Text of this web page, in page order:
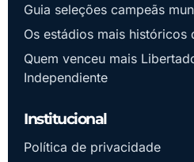
Guia seleções campeãs
Os estádios mais
Quem venceu mais
Independiente
Institucional
Política de privacidade